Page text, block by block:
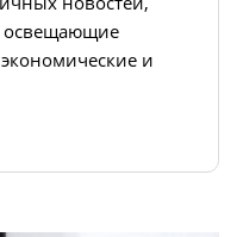
освещающие
и